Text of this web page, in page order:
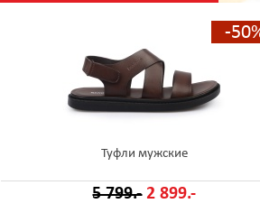
-
Туфли мужские
5 799.- 2 899.-